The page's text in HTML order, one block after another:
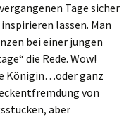
Tage sicher
lassen. Man
bei einer jungen
die Rede. Wow!
Königin…oder ganz
von
aber